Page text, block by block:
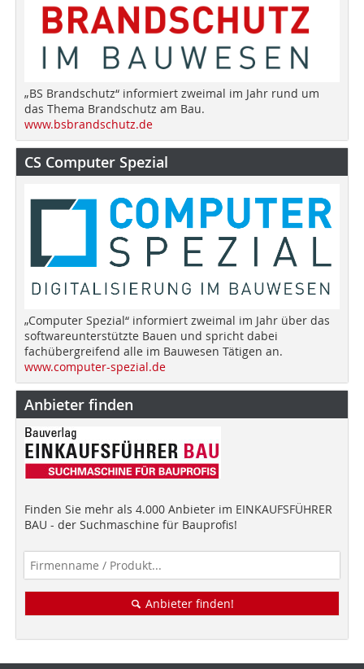
„BS Brandschutz“ informiert zweimal im Jahr rund um
das Thema Brandschutz am Bau.
www.bsbrandschutz.de
CS Computer Spezial
„Computer Spezial“ informiert zweimal im Jahr über das
softwareunterstützte Bauen und spricht dabei
fachübergreifend alle im Bauwesen Tätigen an.
www.computer-spezial.de
Anbieter finden
Finden Sie mehr als 4.000 Anbieter im EINKAUFSFÜHRER
BAU - der Suchmaschine für Bauprofis!
Anbieter finden!